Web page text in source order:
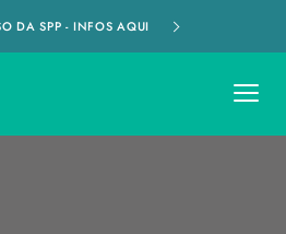
DA SPP - INFOS AQUI